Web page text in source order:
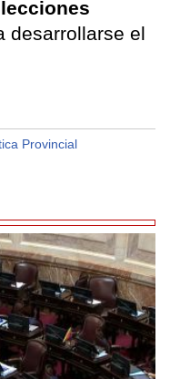
desarrollarse el
Provincial